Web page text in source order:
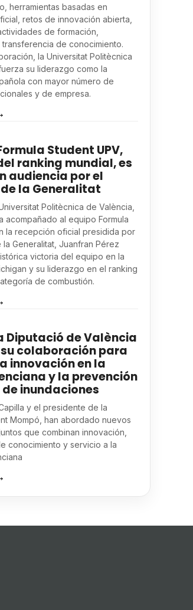
herramientas basadas en
retos de innovación abierta,
de formación,
de conocimiento.
la Universitat Politècnica
su liderazgo como la
con mayor número de
y de empresa.
Student UPV,
ranking mundial, es
audiencia por el
la Generalitat
Politècnica de València,
acompañado al equipo Formula
la recepción oficial presidida por
Generalitat, Juanfran Pérez
victoria del equipo en la
y su liderazgo en el ranking
de combustión.
Diputació de València
colaboración para
innovación en la
y la prevención
inundaciones
y el presidente de la
Mompó, han abordado nuevos
que combinan innovación,
conocimiento y servicio a la